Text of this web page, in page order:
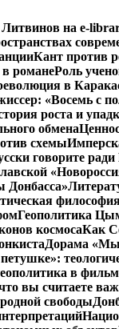
Литвинов на e-
Кант против
романеРоль
в
«Восемь с
роста и
обмена
схемы
говорите
Донбасса»
Геополитика
космосаКак
Дорама
в
вы считаете
свободы